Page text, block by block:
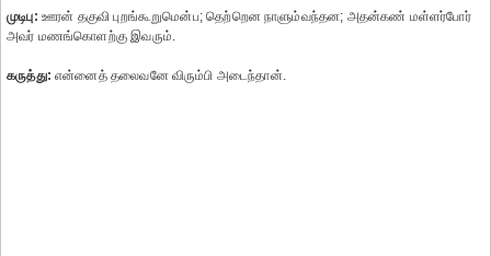
முடிபு: ஊரன் தகுவி புறங்கூறுமென்ப; தெற்றென நாளும்வந்தன; அதன்கண் மள்ளர்போர்
அவர் மணங்கொளற்கு இவரும்.
கருத்து: என்னைத் தலைவனே விரும்பி அடைந்தான்.